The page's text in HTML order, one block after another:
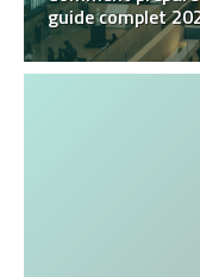
guide complet